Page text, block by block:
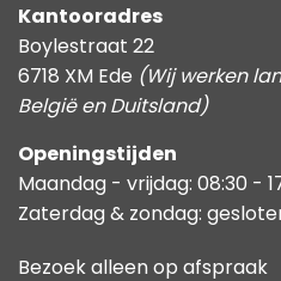
Kantooradres
Boylestraat 22
6718 XM Ede (Wij werken
België en Duitsland)
Openingstijden
Maandag - vrijdag: 08:30 -
Zaterdag & zondag:
Bezoek alleen op afspraak